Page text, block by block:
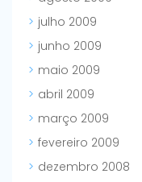
julho 2009
junho 2009
maio 2009
abril 2009
março 2009
fevereiro 2009
dezembro 2008